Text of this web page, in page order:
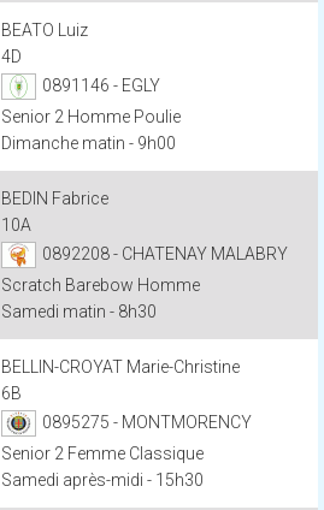
BEATO Luiz
4D
0891146 - EGLY
Senior 2 Homme Poulie
Dimanche matin - 9h00
BEDIN Fabrice
10A
0892208 - CHATENAY MALABRY
Scratch Barebow Homme
Samedi matin - 8h30
BELLIN-CROYAT Marie-Christine
6B
0895275 - MONTMORENCY
Senior 2 Femme Classique
Samedi après-midi - 15h30